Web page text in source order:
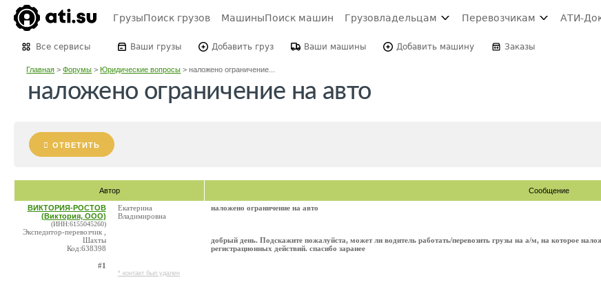
ГрузыПоиск грузов МашиныПоиск машин Грузовладельцам Перевозчикам АТИ-
Все сервисы Ваши грузы Добавить груз Ваши машины Добавить машину Заказы
Главная >Форумы >Юридические вопросы >наложено ограничение...
наложено ограничение на авто
ОТВЕТИТЬ
Автор Сообщение
ВИКТОРИЯ-РОСТОВ
(Виктория, ООО)
(ИНН:6155045260)
Экспедитор-перевозчик ,
Шахты
Код:638398
#1
Екатерина
Владимировна
* контакт был удален
наложено ограничение на авто
добрый день. Подскажите пожалуйста, может ли водитель работать/перевозить грузы на а/м, на которое
регистрационных действий. спасибо заранее